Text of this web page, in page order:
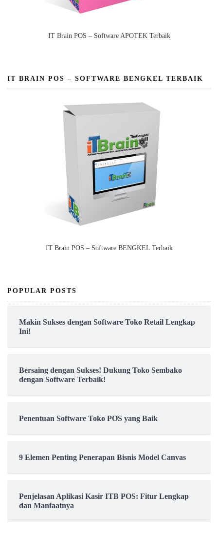
IT Brain POS – Software APOTEK Terbaik
IT BRAIN POS – SOFTWARE BENGKEL TERBAIK
IT Brain POS – Software BENGKEL Terbaik
POPULAR POSTS
Makin Sukses dengan Software Toko Retail Lengkap
Ini!
Bersaing dengan Sukses! Dukung Toko Sembako
dengan Software Terbaik!
Penentuan Software Toko POS yang Baik
9 Elemen Penting Penerapan Bisnis Model Canvas
Penjelasan Aplikasi Kasir ITB POS: Fitur Lengkap
dan Manfaatnya